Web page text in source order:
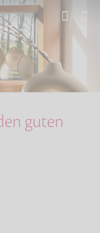
guten